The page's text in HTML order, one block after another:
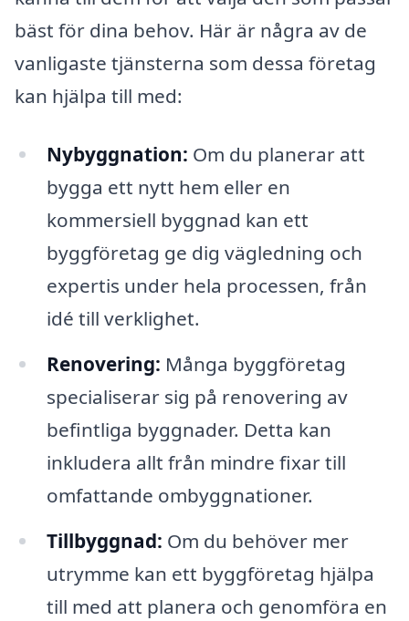
bäst för dina behov. Här är några av de
vanligaste tjänsterna som dessa företag
kan hjälpa till med:
Nybyggnation: Om du planerar att
bygga ett nytt hem eller en
kommersiell byggnad kan ett
byggföretag ge dig vägledning och
expertis under hela processen, från
idé till verklighet.
Renovering: Många byggföretag
specialiserar sig på renovering av
befintliga byggnader. Detta kan
inkludera allt från mindre fixar till
omfattande ombyggnationer.
Tillbyggnad: Om du behöver mer
utrymme kan ett byggföretag hjälpa
till med att planera och genomföra en